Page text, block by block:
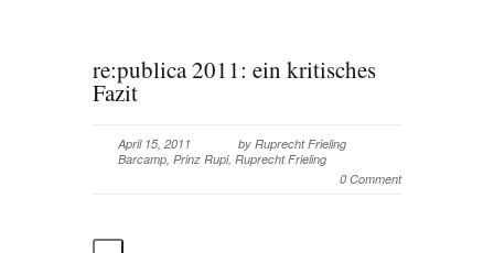
re:publica 2011: ein kritisches
Fazit
April 15, 2011 by Ruprecht Frieling
Barcamp, Prinz Rupi, Ruprecht Frieling
0 Comment